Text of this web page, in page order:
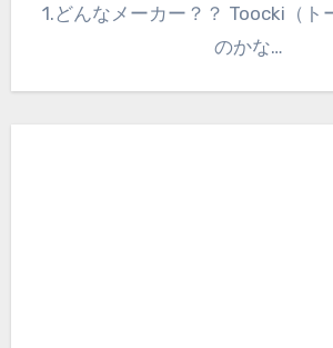
1.どんなメーカー？？ Toocki（トーッキって読む
のかな…